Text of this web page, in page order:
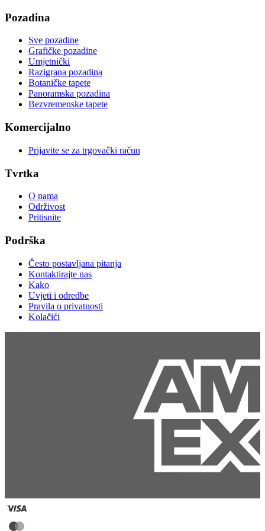
Pozadina
Sve pozadine
Grafičke pozadine
Umjetnički
Razigrana pozadina
Botaničke tapete
Panoramska pozadina
Bezvremenske tapete
Komercijalno
Prijavite se za trgovački račun
Tvrtka
O nama
Održivost
Pritisnite
Podrška
Često postavljana pitanja
Kontaktirajte nas
Kako
Uvjeti i odredbe
Pravila o privatnosti
Kolačići